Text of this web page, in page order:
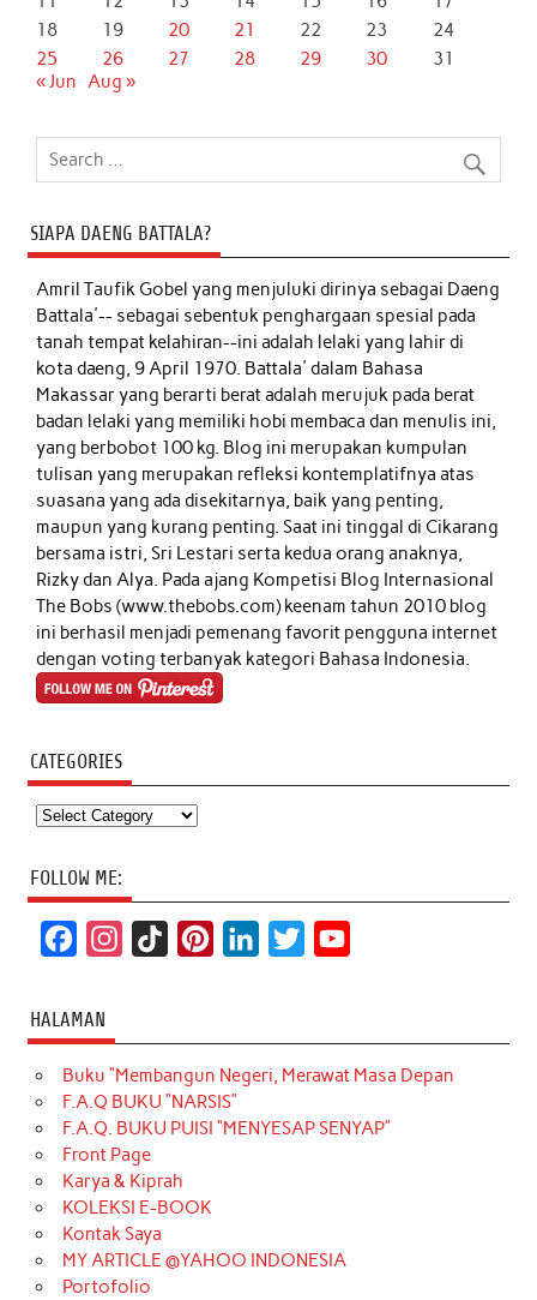
18
19 20 21 22 23
24
25
26 27 28 29 30
31
« Jun Aug »
SIAPA DAENG BATTALA?
Amril Taufik Gobelyang menjuluki dirinya sebagai Daeng
Battala'-- sebagai sebentuk penghargaan spesial pada
tanah tempat kelahiran--ini adalah lelaki yang lahir di
kota daeng, 9 April 1970. Battala' dalam Bahasa
Makassar yang berarti berat adalah merujuk pada berat
badan lelaki yang memiliki hobi membaca dan menulis ini,
yang berbobot 100 kg. Blog ini merupakan kumpulan
tulisan yang merupakan refleksi kontemplatifnya atas
suasana yang ada disekitarnya, baik yang penting,
maupun yang kurang penting. Saat ini tinggal di Cikarang
bersama istri, Sri Lestari serta kedua orang anaknya,
Rizky dan Alya. Pada ajang Kompetisi Blog Internasional
The Bobs (www.thebobs.com) keenam tahun 2010 blog
ini berhasil menjadi pemenang favorit pengguna internet
dengan voting terbanyak kategori Bahasa Indonesia.
CATEGORIES
Categories
FOLLOW ME:
c
e
b
o
o
k
t
a
g
r
a
m
T
o
k
t
e
r
k
e
d
t
t
e
T
u
b
HALAMAN
Buku “Membangun Negeri, Merawat Masa Depan
F.A.Q BUKU “NARSIS”
F.A.Q. BUKU PUISI “MENYESAP SENYAP”
Front Page
Karya & Kiprah
KOLEKSI E-BOOK
Kontak Saya
MY ARTICLE @YAHOO INDONESIA
Portofolio